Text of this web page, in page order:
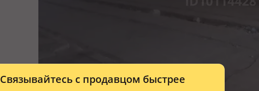
Связывайтесь с продавцом быстрее